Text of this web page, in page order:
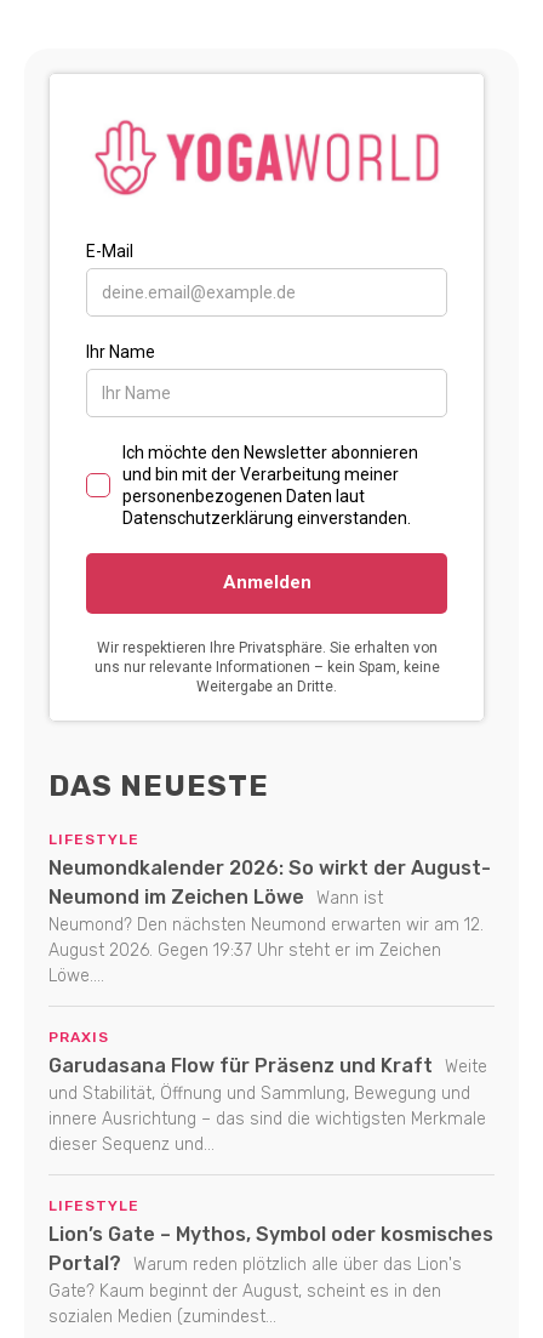
DAS NEUESTE
LIFESTYLE
Neumondkalender 2026: So wirkt der August-
Neumond im Zeichen Löwe
Wann ist
Neumond? Den nächsten Neumond erwarten wir am 12.
August 2026. Gegen 19:37 Uhr steht er im Zeichen
Löwe....
PRAXIS
Garudasana Flow für Präsenz und Kraft
Weite
und Stabilität, Öffnung und Sammlung, Bewegung und
innere Ausrichtung – das sind die wichtigsten Merkmale
dieser Sequenz und...
LIFESTYLE
Lion’s Gate – Mythos, Symbol oder kosmisches
Portal?
Warum reden plötzlich alle über das Lion's
Gate? Kaum beginnt der August, scheint es in den
sozialen Medien (zumindest...